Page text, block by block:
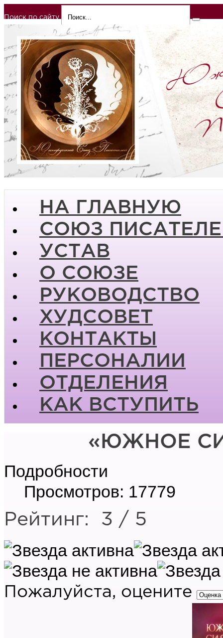
Поиск по сайту
НА ГЛАВНУЮ
СОЮЗ
УСТАВ
О СОЮЗЕ
РУКОВОДСТВО
ХУДСОВЕТ
КОНТАКТЫ
ПЕРСОНАЛИИ
ОТДЕЛЕНИЯ
КАК ВСТУПИТЬ
«ЮЖНОЕ
Подробности
Просмотров: 17779
Рейтинг: 3 / 5
Пожалуйста, оцените